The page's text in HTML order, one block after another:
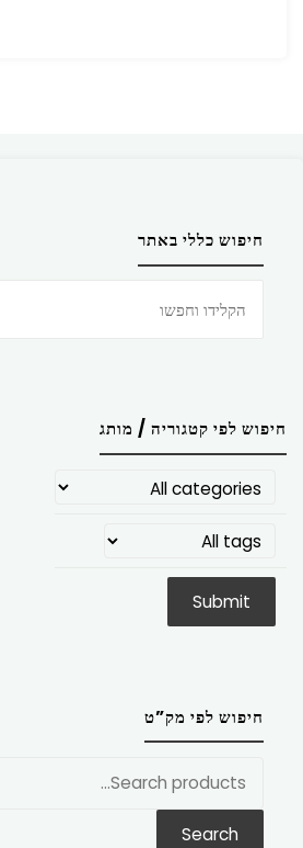
חיפוש כללי באתר
חיפוש לפי קטגוריה / מותג
חיפוש לפי מק”ט
Search